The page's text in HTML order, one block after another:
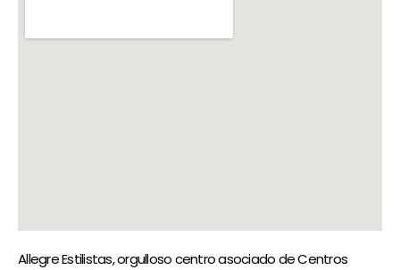
Allegre Estilistas, orgulloso centro asociado de Centros